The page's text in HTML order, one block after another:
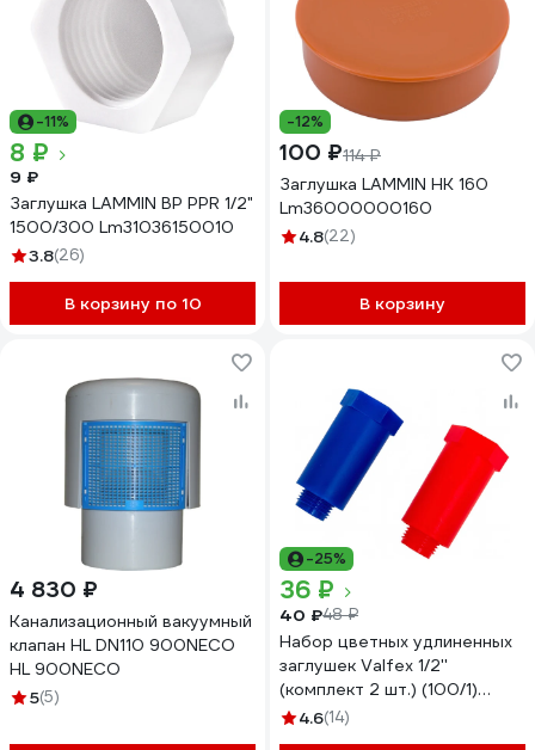
-11%
8 ₽
9 ₽
Заглушка LAMMIN ВР PPR 1/2"
1500/300 Lm31036150010
3.8(26)
В корзину по 10
-12%
100 ₽114 ₽
Заглушка LAMMIN НК 160
Lm36000000160
4.8(22)
В корзину
4 830 ₽
Канализационный вакуумный
клапан HL DN110 900NECO
HL 900NECO
5(5)
-25%
36 ₽
40 ₽48 ₽
Набор цветных удлиненных
заглушек Valfex 1/2''
(комплект 2 шт.) (100/1)
(синий/красный) 10192020
4.6(14)